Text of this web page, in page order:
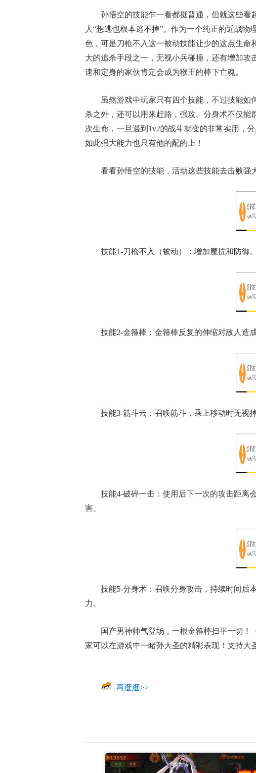
孙悟空的技能乍一看都挺普通，但就这些看
人“想逃也根本逃不掉”。作为一个纯正的近战
色，可是刀枪不入这一被动技能让少的这点生命
大的追杀手段之一，无视小兵碰撞，还有增加
速和定身的家伙肯定会成为猴王的棒下亡魂。
虽然游戏中玩家只有四个技能，不过技能
杀之外，还可以用来赶路，强攻。分身术不仅能
次生命，一旦遇到1v2的战斗就变的非常实用，
如此强大能力也只有他的配的上！
看看孙悟空的技能，活动这些技能去击败强
技能1-刀枪不入（被动）：增加魔抗和防御。
技能2-金箍棒：金箍棒反复的伸缩对敌人造
技能3-筋斗云：召唤筋斗，乘上移动时无视
技能4-破碎一击：使用后下一次的攻击距离
害。
技能5-分身术：召唤分身攻击，持续时间后
力。
国产男神帅气登场，一根金箍棒扫平一切
家可以在游戏中一睹孙大圣的精彩表现！支持大
再逛逛>>